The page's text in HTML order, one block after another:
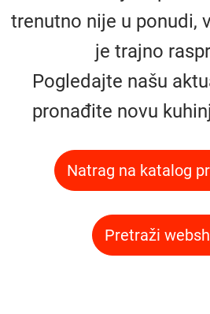
trenutno nije u ponudi,
je trajno
Pogledajte našu
pronađite novu
Natrag na katalog
Pretraži